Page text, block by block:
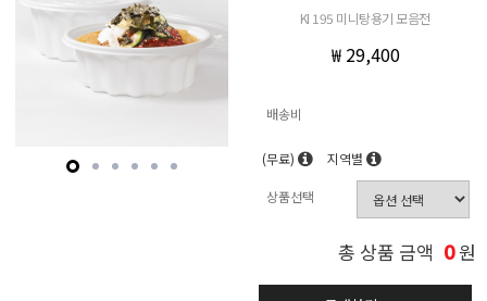
KI 195 미니탕용기 모음전
₩ 29,400
배송비
(무료) 지역별
상품선택
총 상품 금액 0원